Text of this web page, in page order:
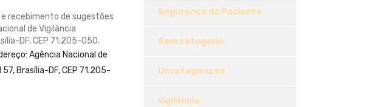
recebimento de sugestões
de Vigilância
DF, CEP 71.205-050.
Agência Nacional de
Brasília-DF, CEP 71.205-
Segurança do Paciente
Sem categoria
Uncategorized
vigilância